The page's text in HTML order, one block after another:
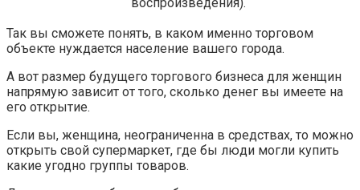
Так вы сможете понять, в каком именно торговом
объекте нуждается население вашего города.
А вот размер будущего торгового бизнеса для женщин
напрямую зависит от того, сколько денег вы имеете на
его открытие.
Если вы, женщина, неограниченна в средствах, то можно
открыть свой супермаркет, где бы люди могли купить
какие угодно группы товаров.